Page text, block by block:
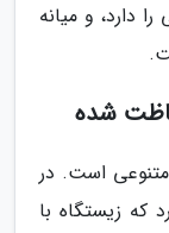
دارد، و میانه
شده
است. در
که زیستگاه با